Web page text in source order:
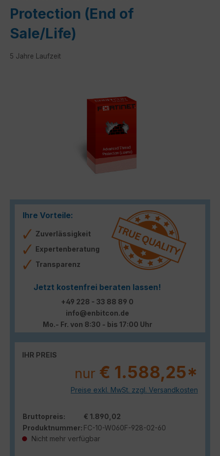
Protection (End of
Sale/Life)
5 Jahre Laufzeit
Ihre Vorteile:
Zuverlässigkeit
Expertenberatung
Transparenz
Jetzt kostenfrei beraten lassen!
+49 228 - 33 88 89 0
info@enbitcon.de
Mo.- Fr. von 8:30 - bis 17:00 Uhr
IHR PREIS
nur € 1.588,25*
Preise exkl. MwSt. zzgl. Versandkosten
Bruttopreis:
€ 1.890,02
Produktnummer: FC-10-W060F-928-02-60
Nicht mehr verfügbar